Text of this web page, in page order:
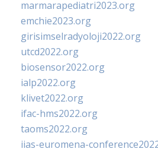
marmarapediatri2023.org
emchie2023.org
girisimselradyoloji2022.org
utcd2022.org
biosensor2022.org
ialp2022.org
klivet2022.org
ifac-hms2022.org
taoms2022.org
iias-euromena-